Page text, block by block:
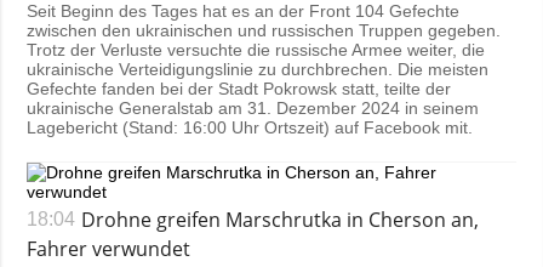
Seit Beginn des Tages hat es an der Front 104 Gefechte
zwischen den ukrainischen und russischen Truppen gegeben.
Trotz der Verluste versuchte die russische Armee weiter, die
ukrainische Verteidigungslinie zu durchbrechen. Die meisten
Gefechte fanden bei der Stadt Pokrowsk statt, teilte der
ukrainische Generalstab am 31. Dezember 2024 in seinem
Lagebericht (Stand: 16:00 Uhr Ortszeit) auf Facebook mit.
18:04 Drohne greifen Marschrutka in Cherson an,
Fahrer verwundet